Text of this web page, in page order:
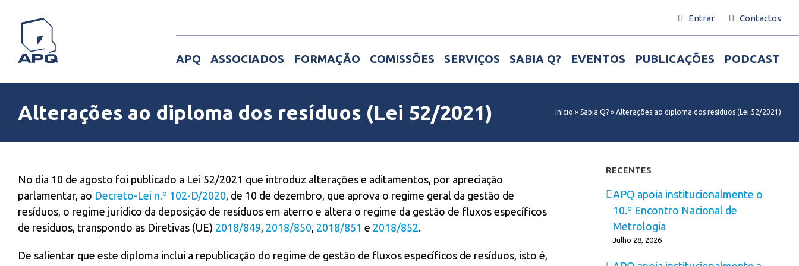
Entrar Contactos
APQ ASSOCIADOS FORMAÇÃO COMISSÕES SERVIÇOS SABIA Q? EVENTOS PUBLICAÇÕES PODCAST
Alterações ao diploma dos resíduos (Lei 52/2021) Início » Sabia Q? » Alterações ao diploma dos resíduos (Lei 52/2021)
Larger
Image
No dia 10 de agosto foi publicado a Lei 52/2021 que introduz alterações e aditamentos, por apreciação
parlamentar, ao Decreto-Lei n.º 102-D/2020, de 10 de dezembro, que aprova o regime geral da gestão de
resíduos, o regime jurídico da deposição de resíduos em aterro e altera o regime da gestão de fluxos específicos
de resíduos, transpondo as Diretivas (UE) 2018/849, 2018/850, 2018/851 e 2018/852.
De salientar que este diploma inclui a republicação do regime de gestão de fluxos específicos de resíduos, isto é,
RECENTES
APQ apoia institucionalmente o
10.º Encontro Nacional de
Metrologia
Julho 28, 2026